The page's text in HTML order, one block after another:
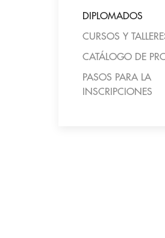
DIPLOMADOS
CURSOS Y
CATÁLOGO DE
PASOS PARA LA
INSCRIPCIONES